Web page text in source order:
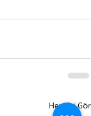
Hepsini Gör